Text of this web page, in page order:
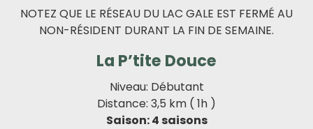
NOTEZ QUE LE RÉSEAU DU LAC GALE EST FERMÉ AU
NON-RÉSIDENT DURANT LA FIN DE SEMAINE.
La P’tite Douce
Niveau: Débutant
Distance: 3,5 km ( 1h )
Saison: 4 saisons